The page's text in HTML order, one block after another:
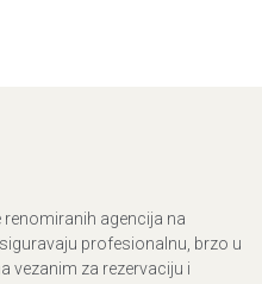
agencija na
profesionalnu, brzo u
vezanim za rezervaciju i